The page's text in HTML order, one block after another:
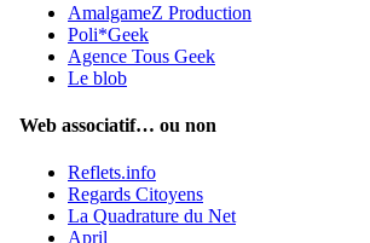
AmalgameZ Production
Poli*Geek
Agence Tous Geek
Le blob
Web associatif… ou non
Reflets.info
Regards Citoyens
La Quadrature du Net
April